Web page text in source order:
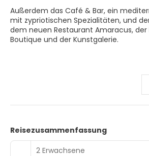
Außerdem das Café & Bar, ein
mit zypriotischen Spezialitäten, und
dem neuen Restaurant Amaracus, der
Boutique und der Kunstgalerie.
Reisezusammenfassung
2 Erwachsene